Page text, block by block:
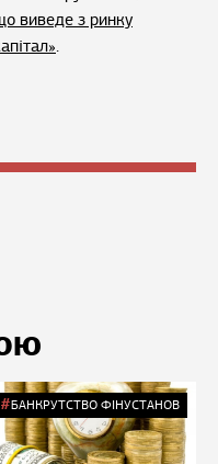
виведе з ринку
.
БАНКРУТСТВО ФІНУСТАНОВ